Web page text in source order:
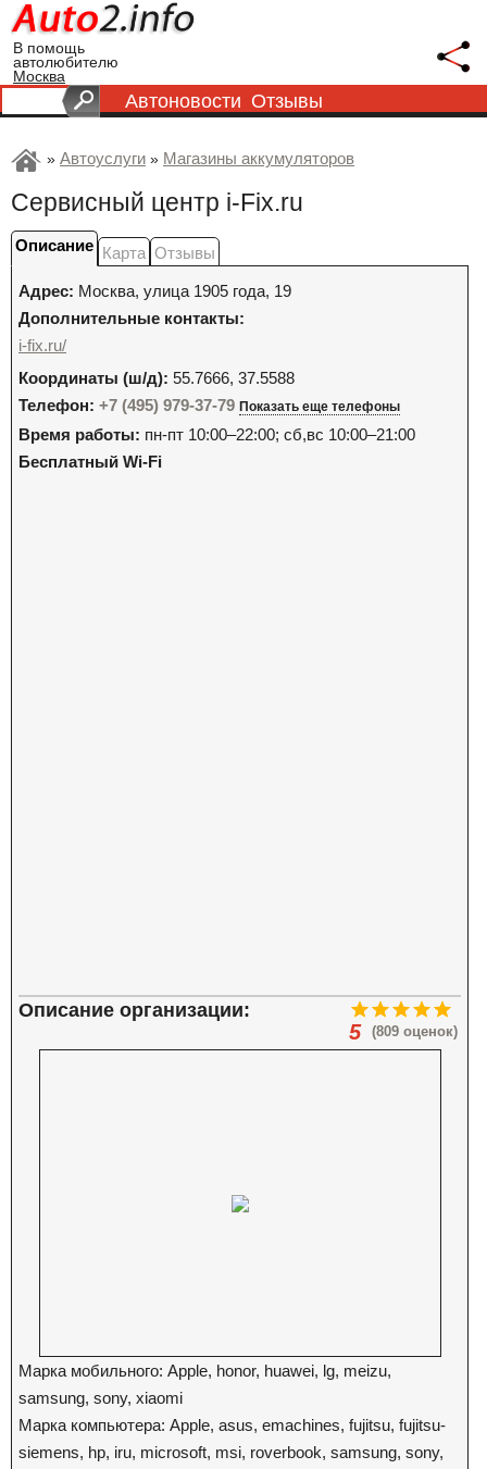
В помощь
автолюбителю
Москва
Автоновости Отзывы
» Автоуслуги » Магазины аккумуляторов
Сервисный центр i-Fix.ru
Описание Карта Отзывы
Адрес: Москва, улица 1905 года, 19
Дополнительные контакты:
i-fix.ru/
Координаты (ш/д): 55.7666, 37.5588
Телефон: +7 (495) 979-37-79 Показать еще телефоны
Время работы: пн-пт 10:00–22:00; сб,вс 10:00–21:00
Бесплатный Wi-Fi
(809 оценок)
5
Описание организации:
Марка мобильного: Apple, honor, huawei, lg, meizu,
samsung, sony, xiaomi
Марка компьютера: Apple, asus, emachines, fujitsu, fujitsu-
siemens, hp, iru, microsoft, msi, roverbook, samsung, sony,